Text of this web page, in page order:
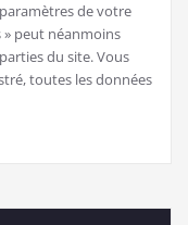
de votre
» peut néanmoins
du site. Vous
toutes les données